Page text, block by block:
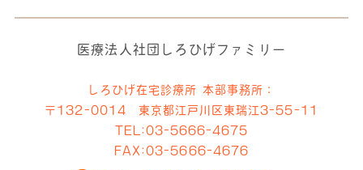
医療法人社団しろひげファミリー
しろひげ在宅診療所 本部事務所：
〒132-0014 東京都江戸川区東瑞江3-55-11
TEL: 03-5666-4675
FAX:03-5666-4676